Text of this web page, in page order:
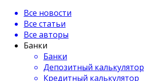
Все новости
Все статьи
Все авторы
Банки
Банки
Депозитный калькулятор
Кредитный калькулятор